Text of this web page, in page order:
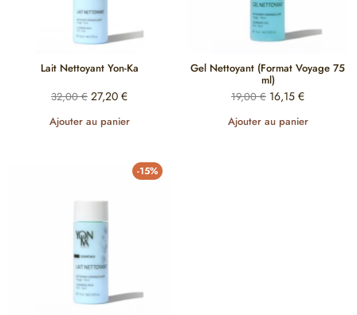
Lait Nettoyant Yon-Ka
32,00€ 27,20 €
Ajouter au panier
Gel Nettoyant (Format Voyage 75
ml)
19,00€ 16,15 €
Ajouter au panier
-15%